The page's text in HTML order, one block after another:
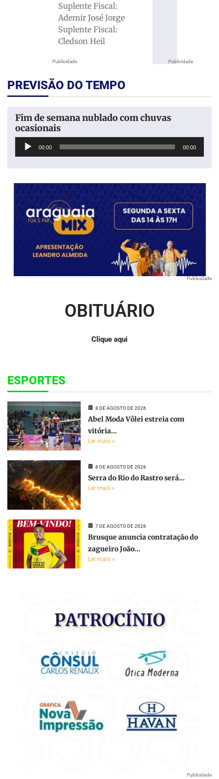
Publicidade
Suplente Fiscal:
Ademir José Jorge
Suplente Fiscal:
Cledson Heil
Publicidade
PREVISÃO DO TEMPO
Fim de semana nublado com chuvas
ocasionais
Tocador
00:00 00:00
Publicidade
OBITUÁRIO
Clique aqui
ESPORTES
8 DE AGOSTO DE 2026
Abel Moda Vôlei estreia com
vitória...
Ler mais »
8 DE AGOSTO DE 2026
Serra do Rio do Rastro será...
Ler mais »
7 DE AGOSTO DE 2026
Brusque anuncia contratação do
zagueiro João...
Ler mais »
Publicidade